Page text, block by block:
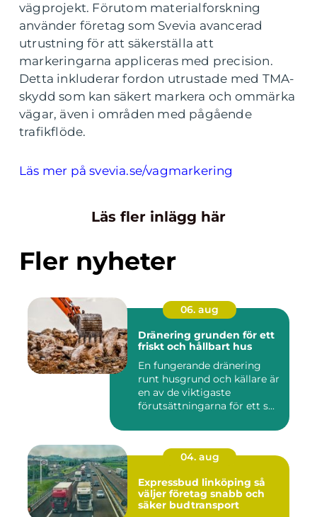
vägprojekt. Förutom materialforskning
använder företag som Svevia avancerad
utrustning för att säkerställa att
markeringarna appliceras med precision.
Detta inkluderar fordon utrustade med TMA-
skydd som kan säkert markera och ommärka
vägar, även i områden med pågående
trafikflöde.
Läs mer på svevia.se/vagmarkering
Läs fler inlägg här
Fler nyheter
06. aug
Dränering grunden för ett
friskt och hållbart hus
En fungerande dränering
runt husgrund och källare är
en av de viktigaste
förutsättningarna för ett s...
04. aug
Expressbud linköping så
väljer företag snabb och
säker budtransport